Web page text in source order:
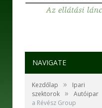
NAVIGATE
Kezdőlap »
Ipari
szektorok » Autóipar
a Révész Group